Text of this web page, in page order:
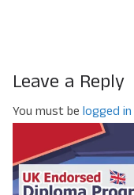
Leave a Reply
You must be logged in